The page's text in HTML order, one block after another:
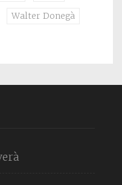
Walter Donegà